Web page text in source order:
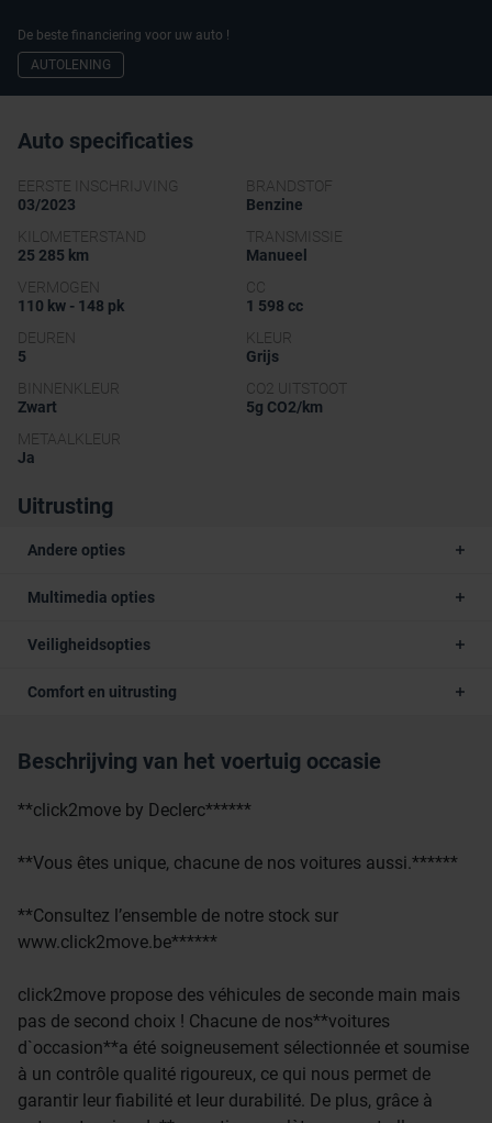
De beste financiering voor uw auto !
AUTOLENING
Auto specificaties
EERSTE INSCHRIJVING
03/2023
BRANDSTOF
Benzine
KILOMETERSTAND
25 285 km
TRANSMISSIE
Manueel
VERMOGEN
110 kw - 148 pk
CC
1 598 cc
DEUREN
5
KLEUR
Grijs
BINNENKLEUR
Zwart
CO2 UITSTOOT
5g CO2/km
METAALKLEUR
Ja
Uitrusting
Andere opties
Multimedia opties
Veiligheidsopties
Comfort en uitrusting
Beschrijving van het voertuig occasie
**click2move by Declerc******
**Vous êtes unique, chacune de nos voitures aussi.******
**Consultez l’ensemble de notre stock sur
www.click2move.be******
click2move propose des véhicules de seconde main mais
pas de second choix ! Chacune de nos**voitures
d`occasion**a été soigneusement sélectionnée et soumise
à un contrôle qualité rigoureux, ce qui nous permet de
garantir leur fiabilité et leur durabilité. De plus, grâce à